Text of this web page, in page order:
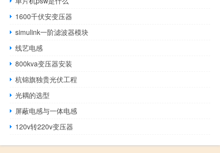
1600千伏安变压器
simulink一阶滤波器模块
线艺电感
800kva变压器安装
杭锦旗独贵光伏工程
光耦的选型
屏蔽电感与一体电感
120v转220v变压器